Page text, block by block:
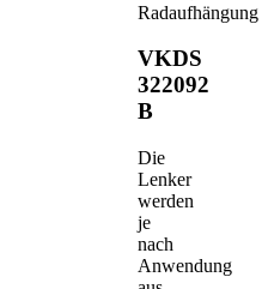
Radaufhängung
VKDS
322092
B
Die
Lenker
werden
je
nach
Anwendung